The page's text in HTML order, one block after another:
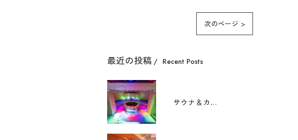
次のページ >
最近の投稿 Recent Posts
サウナ＆カプセル ウェルビー栄店